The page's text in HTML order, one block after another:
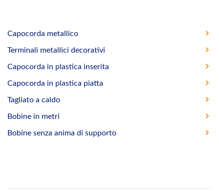
Capocorda metallico
Terminali metallici decorativi
Capocorda in plastica inserita
Capocorda in plastica piatta
Tagliato a caldo
Bobine in metri
Bobine senza anima di supporto